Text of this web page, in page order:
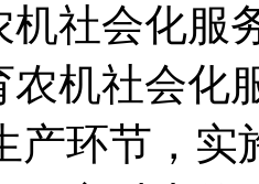
机社会化服
农机社会
产环节，实